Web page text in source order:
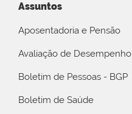
Assuntos
Aposentadoria e Pensão
Avaliação de Desempenho
Boletim de Pessoas - BGP
Boletim de Saúde